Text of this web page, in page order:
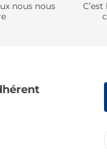
nous nous